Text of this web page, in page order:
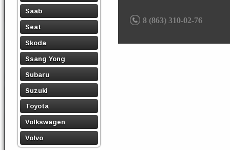
Saab
Seat
Skoda
Ssang Yong
Subaru
Suzuki
Toyota
Volkswagen
Volvo
8 (863) 310-02-76